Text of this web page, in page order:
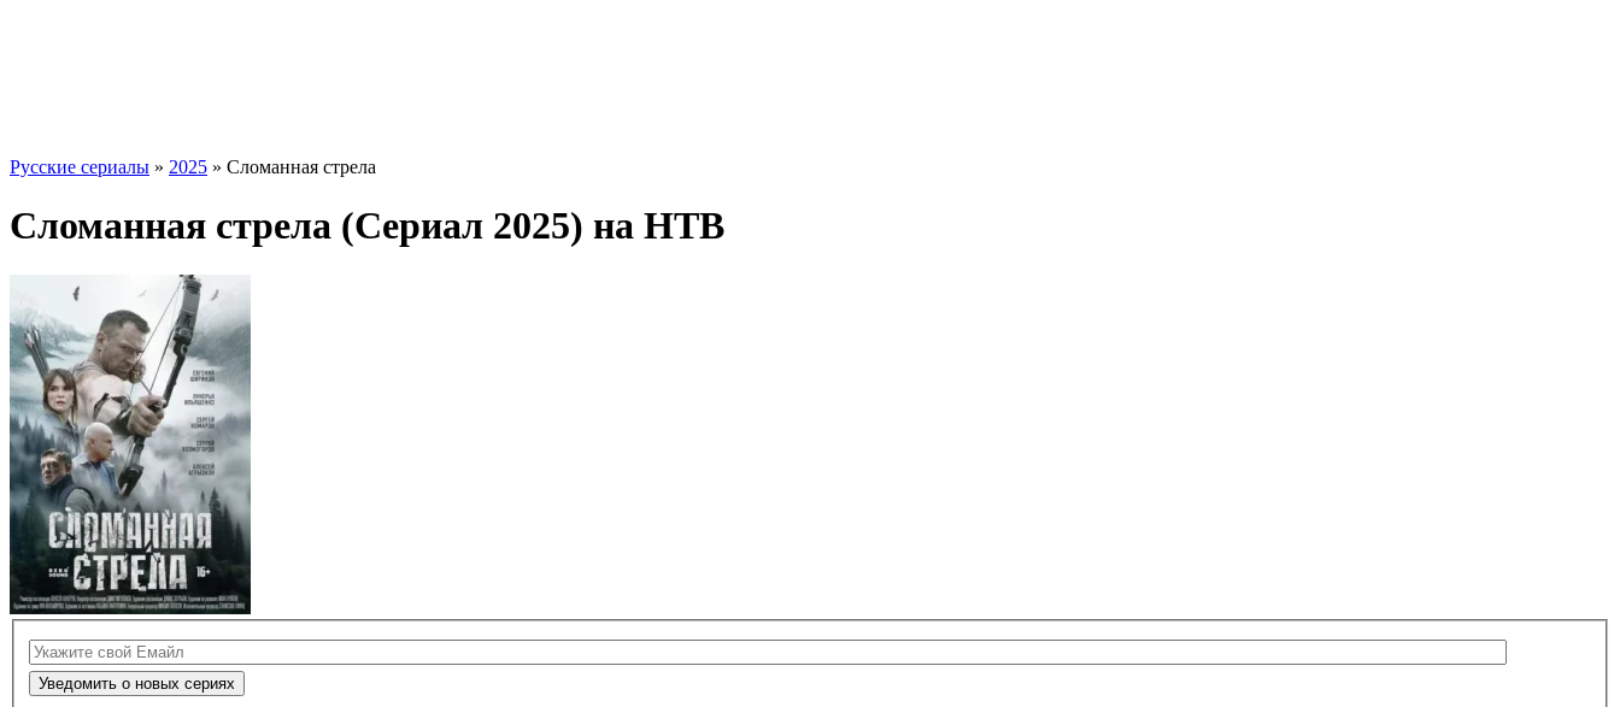
Русские сериалы » 2025 » Сломанная стрела
Сломанная стрела (Сериал 2025) на НТВ
Уведомить о новых сериях